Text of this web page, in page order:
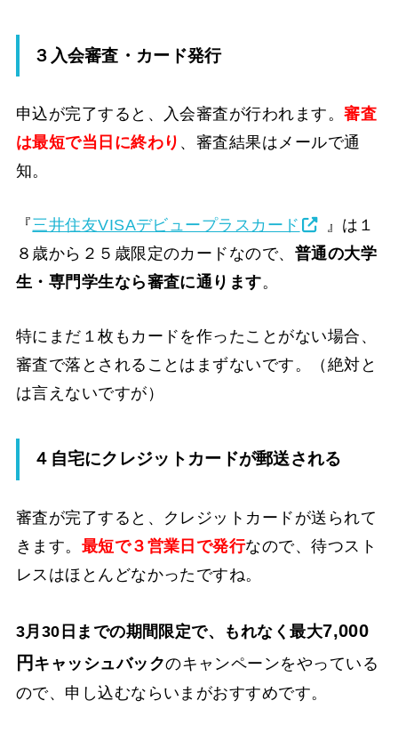
３入会審査・カード発行
申込が完了すると、入会審査が行われます。審査
は最短で当日に終わり 、審査結果はメールで通
知。
『三井住友VISAデビュープラスカード
』は１
８歳から２５歳限定のカードなので、 普通の大学
生・専門学生なら審査に通ります。
特にまだ１枚もカードを作ったことがない場合、
審査で落とされることはまずないです。（絶対と
は言えないですが）
４自宅にクレジットカードが郵送される
審査が完了すると、クレジットカードが送られて
きます。 最短で３営業日で発行なので、待つスト
レスはほとんどなかったですね。
3月30日までの期間限定で、もれなく最大7,000
円キャッシュバックのキャンペーンをやっている
ので、申し込むならいまがおすすめです。